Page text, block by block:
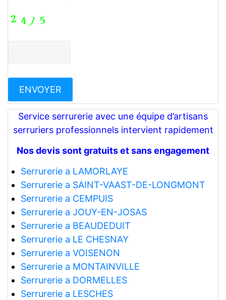
Service serrurerie avec une équipe d’artisans
serruriers professionnels intervient rapidement
Nos devis sont gratuits et sans engagement
Serrurerie a LAMORLAYE
Serrurerie a SAINT-VAAST-DE-LONGMONT
Serrurerie a CEMPUIS
Serrurerie a JOUY-EN-JOSAS
Serrurerie a BEAUDEDUIT
Serrurerie a LE CHESNAY
Serrurerie a VOISENON
Serrurerie a MONTAINVILLE
Serrurerie a DORMELLES
Serrurerie a LESCHES